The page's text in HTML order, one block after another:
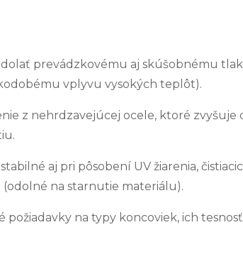
prevádzkovému aj skúšobnému
vplyvu vysokých teplôt).
z nehrdzavejúcej ocele, ktoré zvyšuje
aj pri pôsobení UV žiarenia,
(odolné na starnutie materiálu).
požiadavky na typy koncoviek, ich